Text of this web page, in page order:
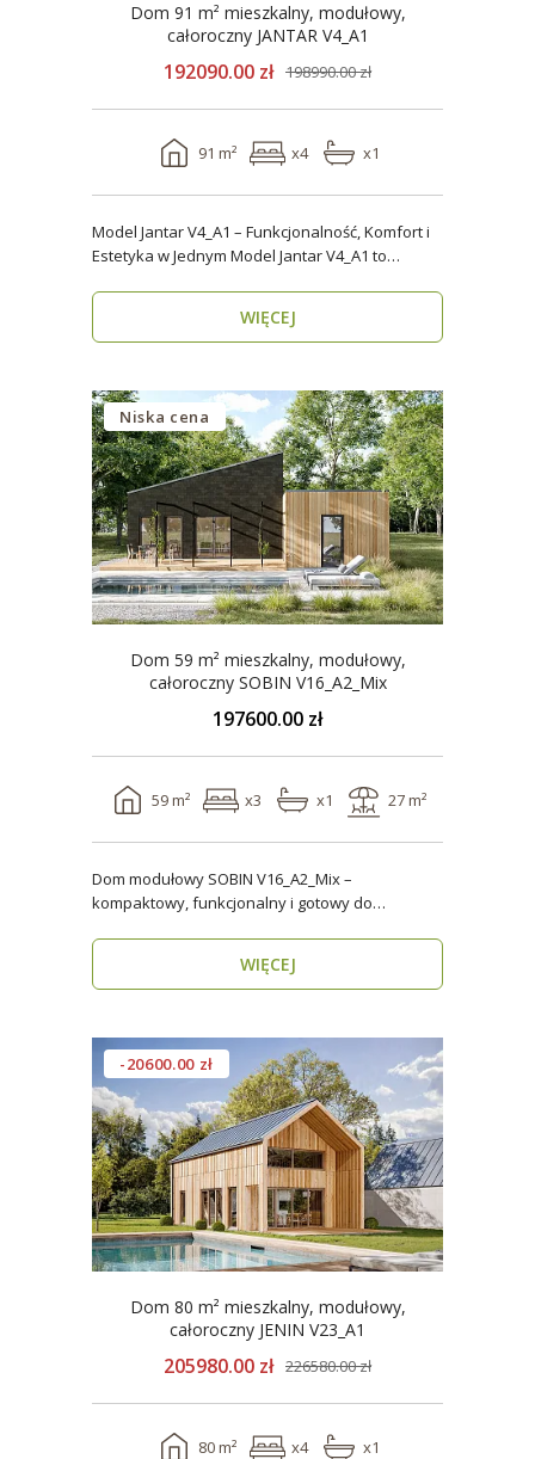
Dom 91 m² mieszkalny, modułowy,
całoroczny JANTAR V4_A1
192090.00 zł 198990.00 zł
91 m² x4 x1
Model Jantar V4_A1 – Funkcjonalność, Komfort i
Estetyka w Jednym Model Jantar V4_A1 to
WIĘCEJ
Niska cena
Dom 59 m² mieszkalny, modułowy,
całoroczny SOBIN V16_A2_Mix
197600.00 zł
59 m² x3 x1 27 m²
Dom modułowy SOBIN V16_A2_Mix –
kompaktowy, funkcjonalny i gotowy do
WIĘCEJ
-20600.00 zł
Dom 80 m² mieszkalny, modułowy,
całoroczny JENIN V23_A1
205980.00 zł 226580.00 zł
80 m² x4 x1